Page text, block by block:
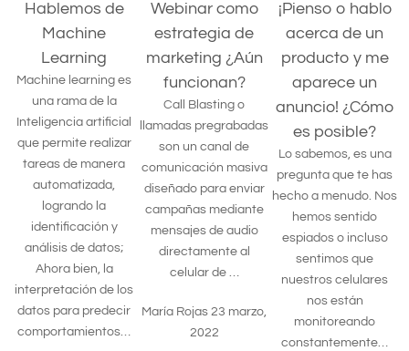
Hablemos de
Machine
Learning
Machine learning es
una rama de la
Inteligencia artificial
que permite realizar
tareas de manera
automatizada,
logrando la
identificación y
análisis de datos;
Ahora bien, la
interpretación de los
datos para predecir
comportamientos…
Webinar como
estrategia de
marketing ¿Aún
funcionan?
Call Blasting o
llamadas pregrabadas
son un canal de
comunicación masiva
diseñado para enviar
campañas mediante
mensajes de audio
directamente al
celular de …
María Rojas23 marzo,
2022
¡Pienso o hablo
acerca de un
producto y me
aparece un
anuncio! ¿Cómo
es posible?
Lo sabemos, es una
pregunta que te has
hecho a menudo. Nos
hemos sentido
espiados o incluso
sentimos que
nuestros celulares
nos están
monitoreando
constantemente…